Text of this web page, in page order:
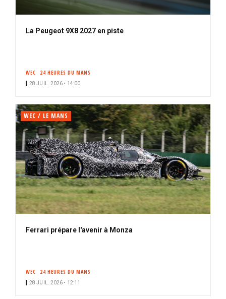
La Peugeot 9X8 2027 en piste
WEC 24 HEURES DU MANS
28 JUIL. 2026 • 14:00
WEC / LE MANS
Ferrari prépare l'avenir à Monza
WEC 24 HEURES DU MANS
28 JUIL. 2026 • 12:11